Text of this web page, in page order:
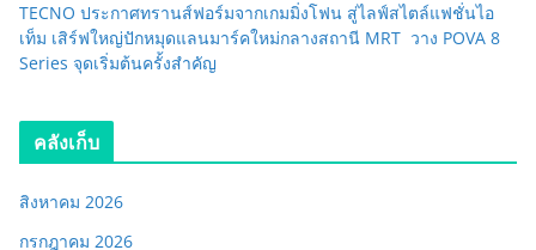
TECNO ประกาศทรานส์ฟอร์มจากเกมมิ่งโฟน สู่ไลฟ์สไตล์แฟชั่นไอ
เท็ม เสิร์ฟใหญ่ปักหมุดแลนมาร์คใหม่กลางสถานี MRT วาง POVA 8
Series จุดเริ่มต้นครั้งสำคัญ
คลังเก็บ
สิงหาคม 2026
กรกฎาคม 2026